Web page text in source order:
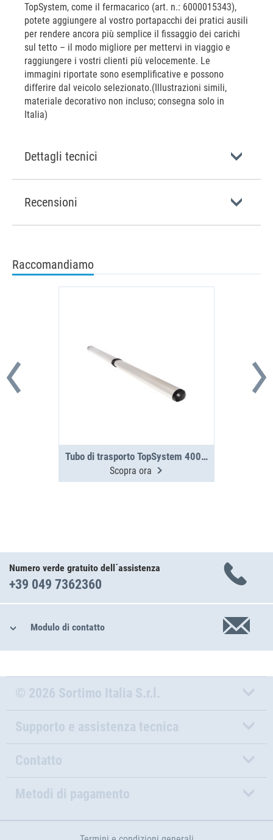
TopSystem, come il fermacarico (art. n.: 6000015343),
potete aggiungere al vostro portapacchi dei pratici ausili
per rendere ancora più semplice il fissaggio dei carichi
sul tetto – il modo migliore per mettervi in viaggio e
raggiungere i vostri clienti più velocemente. Le
immagini riportate sono esemplificative e possono
differire dal veicolo selezionato.(Illustrazioni simili,
materiale decorativo non incluso; consegna solo in
Italia)
Dettagli tecnici
Recensioni
Raccomandiamo
Tubo di trasporto TopSystem 4000 mm, in 2 parti
Scopra ora
Numero verde gratuito dell´assistenza
+39 049 7362360
Modulo di contatto
© 2026 Sortimo Italia S.r.l.
Supporto e assistenza tecnica
Contatto
Metodi di pagamento